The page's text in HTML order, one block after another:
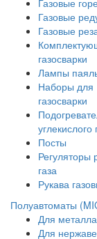
Газовые
Газовые
газосварки
Лампы
Наборы для
газосварки
углекислого
Посты
Регуляторы
газа
Рукава
Полуавтоматы
Для металла
Для